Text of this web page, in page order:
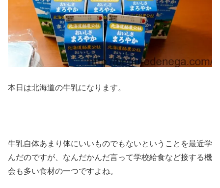
本日は北海道の牛乳になります。
牛乳自体あまり体にいいものでもないということを最近学
んだのですが、なんだかんだ言って学校給食など接する機
会も多い食材の一つですよね。